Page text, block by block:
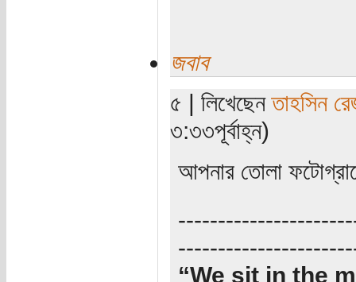
জবাব
৫ | লিখেছেনতাহসিন
৩:৩৩পূর্বাহ্ন)
আপনার তোলা
“We sit in the